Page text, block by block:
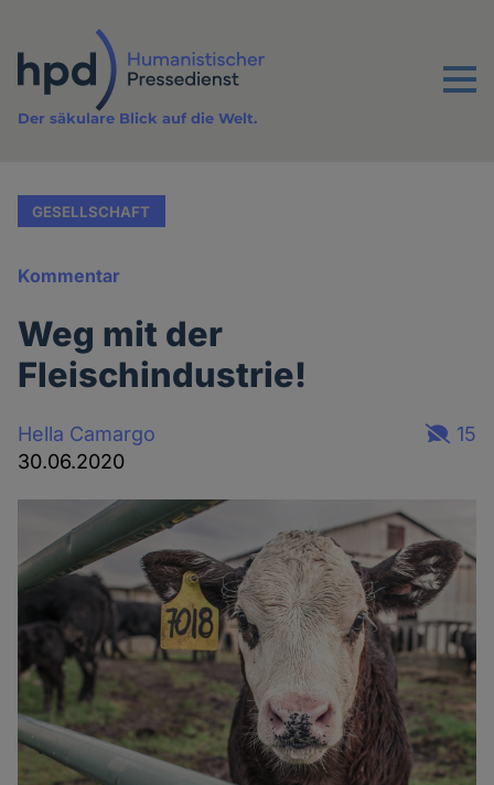
Inhalt
Menu
Der säkulare Blick auf die Welt.
GESELLSCHAFT
Kommentar
Weg mit der
Fleischindustrie!
Hella Camargo
30.06.2020
15